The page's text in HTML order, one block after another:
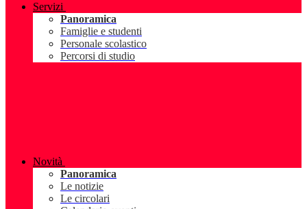
Servizi
Panoramica
Famiglie e studenti
Personale scolastico
Percorsi di studio
Novità
Panoramica
Le notizie
Le circolari